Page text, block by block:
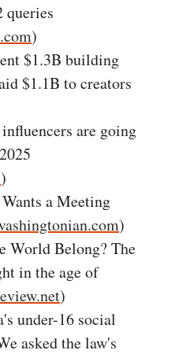
queries
)
$1.3B building
$1.1B to creators
are going
)
a Meeting
)
World Belong? The
in the age of
)
under-16 social
asked the law's